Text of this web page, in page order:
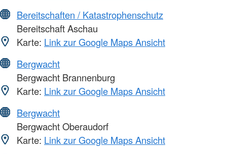
Bereitschaften / Katastrophenschutz
Bereitschaft Aschau
Karte: Link zur Google Maps Ansicht
Bergwacht
Bergwacht Brannenburg
Karte: Link zur Google Maps Ansicht
Bergwacht
Bergwacht Oberaudorf
Karte: Link zur Google Maps Ansicht